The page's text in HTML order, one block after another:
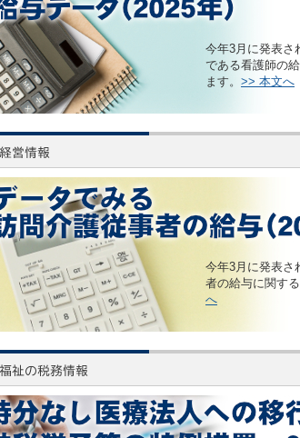
今年3月に発表さ
である看護師の
ます。 >> 本文へ
今年3月に発表さ
者の給与に関す
へ